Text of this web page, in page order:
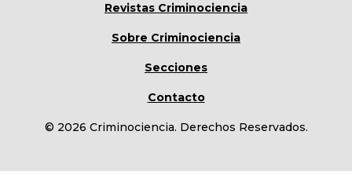
Revistas Criminociencia
Sobre Criminociencia
Secciones
Contacto
© 2026 Criminociencia. Derechos Reservados.